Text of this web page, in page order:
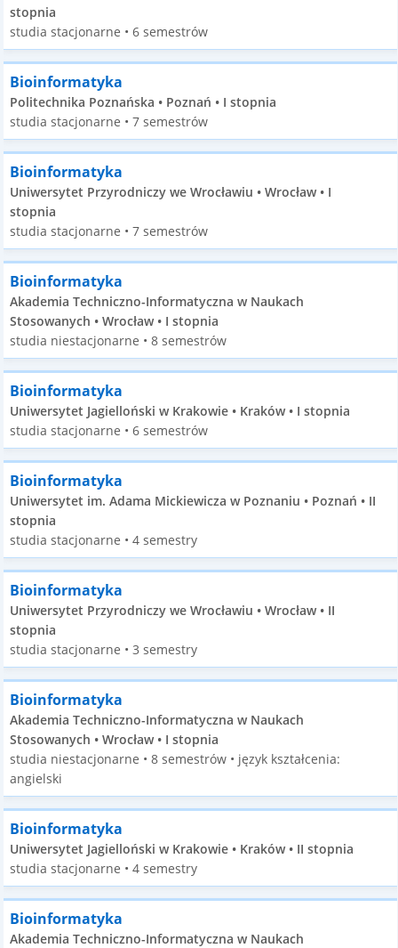
stopnia
studia stacjonarne • 6 semestrów
Bioinformatyka
Politechnika Poznańska • Poznań • I stopnia
studia stacjonarne • 7 semestrów
Bioinformatyka
Uniwersytet Przyrodniczy we Wrocławiu • Wrocław • I
stopnia
studia stacjonarne • 7 semestrów
Bioinformatyka
Akademia Techniczno-Informatyczna w Naukach
Stosowanych • Wrocław • I stopnia
studia niestacjonarne • 8 semestrów
Bioinformatyka
Uniwersytet Jagielloński w Krakowie • Kraków • I stopnia
studia stacjonarne • 6 semestrów
Bioinformatyka
Uniwersytet im. Adama Mickiewicza w Poznaniu • Poznań • II
stopnia
studia stacjonarne • 4 semestry
Bioinformatyka
Uniwersytet Przyrodniczy we Wrocławiu • Wrocław • II
stopnia
studia stacjonarne • 3 semestry
Bioinformatyka
Akademia Techniczno-Informatyczna w Naukach
Stosowanych • Wrocław • I stopnia
studia niestacjonarne • 8 semestrów • język kształcenia:
angielski
Bioinformatyka
Uniwersytet Jagielloński w Krakowie • Kraków • II stopnia
studia stacjonarne • 4 semestry
Bioinformatyka
Akademia Techniczno-Informatyczna w Naukach